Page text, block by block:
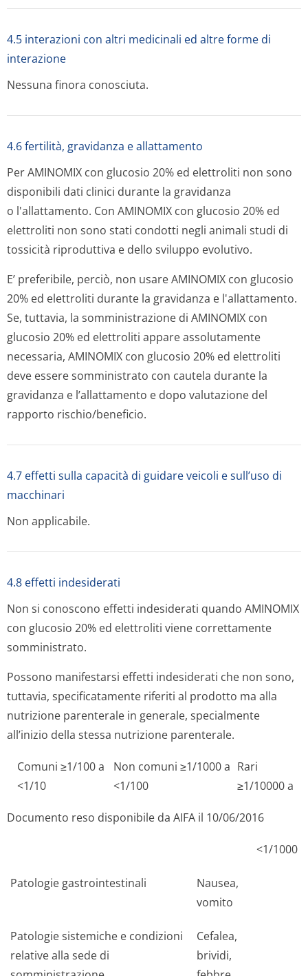
4.5 interazioni con altri medicinali ed altre forme di
interazione
Nessuna finora conosciuta.
4.6 fertilità, gravidanza e allattamento
Per AMINOMIX con glucosio 20% ed elettroliti non sono
disponibili dati clinici durante la gravidanza
o l'allattamento. Con AMINOMIX con glucosio 20% ed
elettroliti non sono stati condotti negli animali studi di
tossicità riproduttiva e dello sviluppo evolutivo.
E’ preferibile, perciò, non usare AMINOMIX con glucosio
20% ed elettroliti durante la gravidanza e l'allattamento.
Se, tuttavia, la somministrazione di AMINOMIX con
glucosio 20% ed elettroliti appare assolutamente
necessaria, AMINOMIX con glucosio 20% ed elettroliti
deve essere somministrato con cautela durante la
gravidanza e l’allattamento e dopo valutazione del
rapporto rischio/beneficio.
4.7 effetti sulla capacità di guidare veicoli e sull’uso di
macchinari
Non applicabile.
4.8 effetti indesiderati
Non si conoscono effetti indesiderati quando AMINOMIX
con glucosio 20% ed elettroliti viene correttamente
somministrato.
Possono manifestarsi effetti indesiderati che non sono,
tuttavia, specificatamente riferiti al prodotto ma alla
nutrizione parenterale in generale, specialmente
all’inizio della stessa nutrizione parenterale.
Comuni ≥1/100 a
<1/10
Non comuni ≥1/1000 a
<1/100
Rari
≥1/10000 a
Documento reso disponibile da AIFA il 10/06/2016
<1/1000
Patologie gastrointestinali
Nausea,
vomito
Patologie sistemiche e condizioni
relative alla sede di
Cefalea,
brividi,